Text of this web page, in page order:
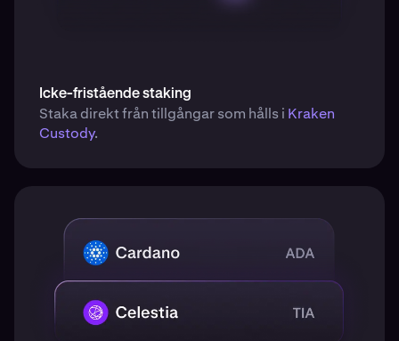
Icke-fristående staking
Staka direkt från tillgångar som hålls i Kraken
Custody.